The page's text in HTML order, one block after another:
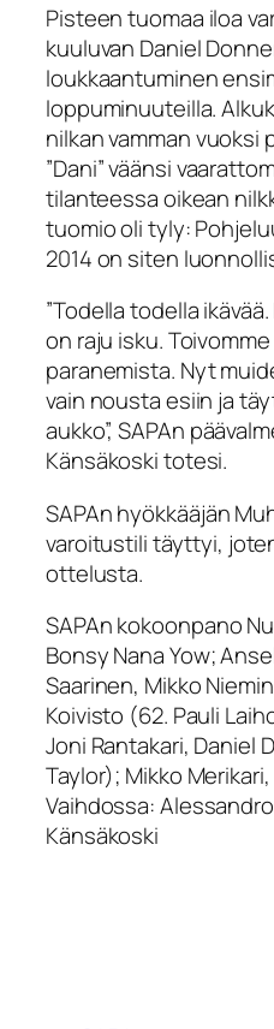
Pisteen tuomaa iloa
kuuluvan Daniel
loukkaantuminen
loppuminuuteilla.
nilkan vamman vuoksi
”Dani” väänsi
tilanteessa oikean
tuomio oli tyly:
2014 on siten
”Todella todella
on raju isku.
paranemista. Nyt
vain nousta esiin ja
aukko”, SAPAn
Känsäkoski totesi.
SAPAn hyökkääjän
varoitustili täyttyi,
ottelusta.
SAPAn kokoonpano
Bonsy Nana Yow;
Saarinen, Mikko
Koivisto (62. Pauli
Joni Rantakari, Daniel
Taylor); Mikko
Vaihdossa:
Känsäkoski